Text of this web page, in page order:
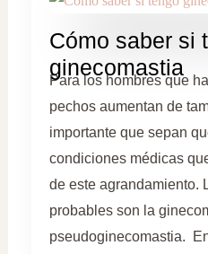
Cómo saber si
ginecomastia
Para los hombres que
pechos aumentan de
importante que sepan
condiciones médicas
de este agrandamiento.
probables son la
pseudoginecomastia.